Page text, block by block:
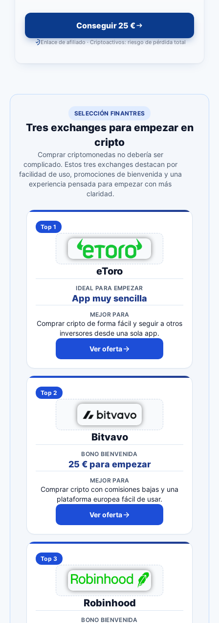
Conseguir 25 €
Enlace de afiliado · Criptoactivos: riesgo de pérdida total
SELECCIÓN FINANTRES
Tres exchanges para empezar en
cripto
Comprar criptomonedas no debería ser
complicado. Estos tres exchanges destacan por
facilidad de uso, promociones de bienvenida y una
experiencia pensada para empezar con más
claridad.
Top 1
eToro
IDEAL PARA EMPEZAR
App muy sencilla
MEJOR PARA
Comprar cripto de forma fácil y seguir a otros
inversores desde una sola app.
Ver oferta
Top 2
Bitvavo
BONO BIENVENIDA
25 € para empezar
MEJOR PARA
Comprar cripto con comisiones bajas y una
plataforma europea fácil de usar.
Ver oferta
Top 3
Robinhood
BONO BIENVENIDA